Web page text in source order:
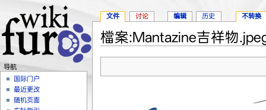
檔案:Mantazine吉祥物
文件 讨论 编辑 历史 不转换
导航
国际门户
最近更改
随机页面